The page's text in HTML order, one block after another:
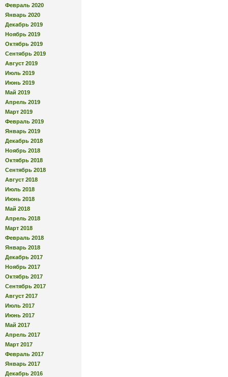
Февраль 2020
Январь 2020
Декабрь 2019
Ноябрь 2019
Октябрь 2019
Сентябрь 2019
Август 2019
Июль 2019
Июнь 2019
Май 2019
Апрель 2019
Март 2019
Февраль 2019
Январь 2019
Декабрь 2018
Ноябрь 2018
Октябрь 2018
Сентябрь 2018
Август 2018
Июль 2018
Июнь 2018
Май 2018
Апрель 2018
Март 2018
Февраль 2018
Январь 2018
Декабрь 2017
Ноябрь 2017
Октябрь 2017
Сентябрь 2017
Август 2017
Июль 2017
Июнь 2017
Май 2017
Апрель 2017
Март 2017
Февраль 2017
Январь 2017
Декабрь 2016